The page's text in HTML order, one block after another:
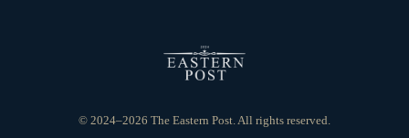
© 2024–2026 The Eastern Post. All rights reserved.